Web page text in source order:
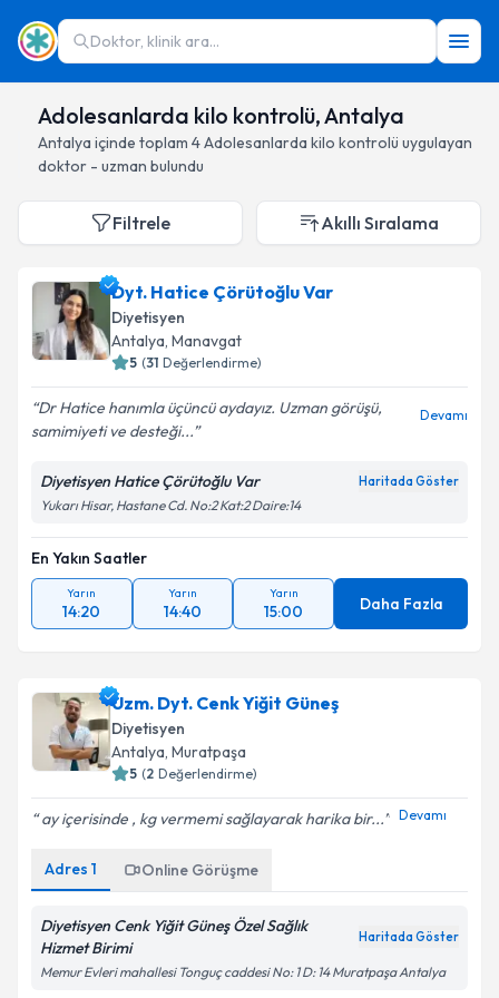
Doktor, klinik ara...
Adolesanlarda kilo kontrolü, Antalya
Antalya içinde toplam 4Adolesanlarda kilo kontrolü uygulayan
doktor - uzman bulundu
Filtrele Akıllı Sıralama
Dyt. Hatice Çörütoğlu Var
Diyetisyen
Antalya, Manavgat
5 (31 Değerlendirme)
Dr Hatice hanımla üçüncü aydayız. Uzman görüşü,
samimiyeti ve desteği...
Devamı
Diyetisyen Hatice Çörütoğlu Var Haritada Göster
Yukarı Hisar, Hastane Cd. No:2 Kat:2 Daire:14
En Yakın Saatler
Yarın
14:20
Yarın
14:40
Yarın
15:00 Daha Fazla
Uzm. Dyt. Cenk Yiğit Güneş
Diyetisyen
Antalya, Muratpaşa
5 (2 Değerlendirme)
ay içerisinde , kg vermemi sağlayarak harika bir... Devamı
Adres 1 Online Görüşme
Diyetisyen Cenk Yiğit Güneş Özel Sağlık
Hizmet Birimi
Haritada Göster
Memur Evleri mahallesi Tonguç caddesi No: 1 D: 14 Muratpaşa Antalya